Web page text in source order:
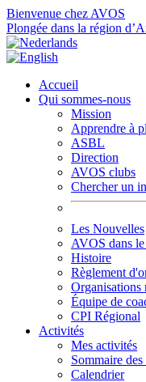
Bienvenue chez AVOS
Plongée dans la région
Accueil
Qui sommes-nous
Mission
Apprendre à
ASBL
Direction
AVOS clubs
Chercher un
Les Nouvelles
AVOS dans
Histoire
Règlement
Organisations
Équipe de
CPI Régional
Activités
Mes activités
Sommaire
Calendrier